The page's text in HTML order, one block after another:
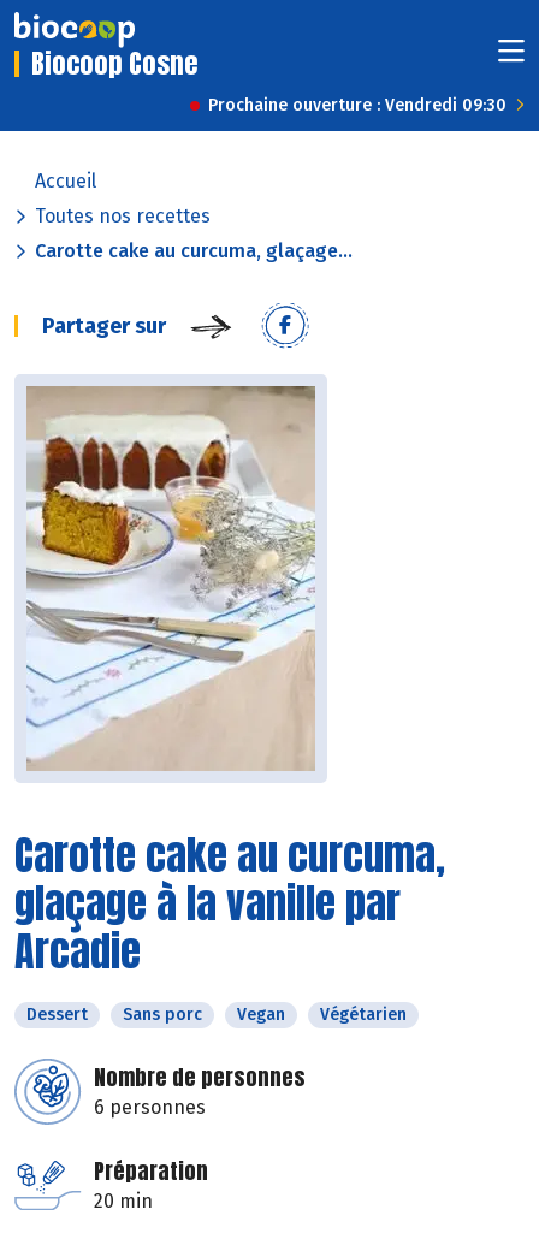
Biocoop Cosne
Prochaine ouverture : Vendredi 09:30
Accueil
Toutes nos recettes
Carotte cake au curcuma, glaçage...
Partager sur
Carotte cake au curcuma,
glaçage à la vanille par
Arcadie
Dessert Sans porc Vegan Végétarien
Nombre de personnes
6 personnes
Préparation
20 min